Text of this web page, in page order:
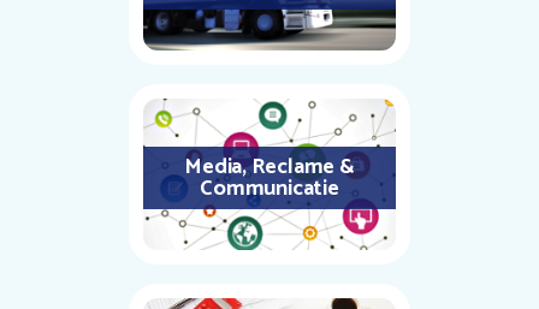
Media, Reclame &
Communicatie